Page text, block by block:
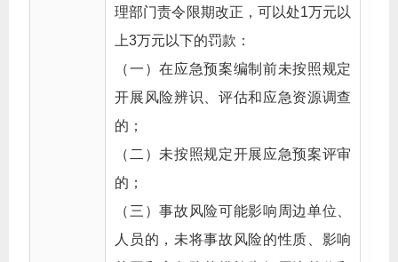
理部门责令限期改正，可以处1万元以
上3万元以下的罚款：
（一）在应急预案编制前未按照规定
开展风险辨识、评估和应急资源调查
的；
（二）未按照规定开展应急预案评审
的；
（三）事故风险可能影响周边单位、
人员的，未将事故风险的性质、影响